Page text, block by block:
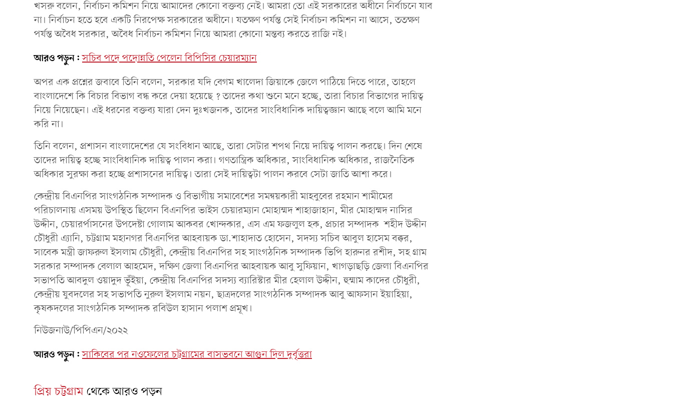
খসরু বলেন, নির্বাচন কমিশন নিয়ে আমাদের কোনো বক্তব্য নেই। আমরা তো এই সরকারের অধীনে নির্বাচনে যাব
না। নির্বাচন হতে হবে একটি নিরপেক্ষ সরকারের অধীনে। যতক্ষণ পর্যন্ত সেই নির্বাচন কমিশন না আসে, ততক্ষণ
পর্যন্ত অবৈধ সরকার, অবৈধ নির্বাচন কমিশন নিয়ে আমরা কোনো মন্তব্য করতে রাজি নই।
আরও পড়ুন: সচিব পদে পদোন্নতি পেলেন বিপিসির চেয়ারম্যান
অপর এক প্রশ্নের জবাবে তিনি বলেন, সরকার যদি বেগম খালেদা জিয়াকে জেলে পাঠিয়ে দিতে পারে, তাহলে
বাংলাদেশে কি বিচার বিভাগ বন্ধ করে দেয়া হয়েছে ? তাদের কথা শুনে মনে হচ্ছে, তারা বিচার বিভাগের দায়িত্ব
নিয়ে নিয়েছেন। এই ধরনের বক্তব্য যারা দেন দুঃখজনক, তাদের সাংবিধানিক দায়িত্বজ্ঞান আছে বলে আমি মনে
করি না।
তিনি বলেন, প্রশাসন বাংলাদেশের যে সংবিধান আছে, তারা সেটার শপথ নিয়ে দায়িত্ব পালন করছে। দিন শেষে
তাদের দায়িত্ব হচ্ছে সাংবিধানিক দায়িত্ব পালন করা। গণতান্ত্রিক অধিকার, সাংবিধানিক অধিকার, রাজনৈতিক
অধিকার সুরক্ষা করা হচ্ছে প্রশাসনের দায়িত্ব। তারা সেই দায়িত্বটা পালন করবে সেটা জাতি আশা করে।
কেন্দ্রীয় বিএনপির সাংগঠনিক সম্পাদক ও বিভাগীয় সমাবেশের সমন্বয়কারী মাহবুবের রহমান শামীমের
পরিচালনায় এসময় উপস্থিত ছিলেন বিএনপির ভাইস চেয়ারম্যান মোহাম্মদ শাহাজাহান, মীর মোহাম্মদ নাসির
উদ্দীন, চেয়ারর্পাসনের উপদেষ্টা গোলাম আকবর খোন্দকার, এস এম ফজলুল হক, প্রচার সম্পাদক শহীদ উদ্দীন
চৌধুরী এ্যানি, চট্টগ্রাম মহানগর বিএনপির আহবায়ক ডা.শাহাদাত হোসেন, সদস্য সচিব আবুল হাসেম বক্কর,
সাবেক মন্ত্রী জাফরুল ইসলাম চৌধুরী, কেন্দ্রীয় বিএনপির সহ সাংগঠনিক সম্পাদক ভিপি হারুনর রশীদ, সহ গ্রাম
সরকার সম্পাদক বেলাল আহমেদ, দক্ষিণ জেলা বিএনপির আহবায়ক আবু সুফিয়ান, খাগড়াছড়ি জেলা বিএনপির
সভাপতি আবদুল ওয়াদুদ ভূঁইয়া, কেন্দ্রীয় বিএনপির সদস্য ব্যারিস্টার মীর হেলাল উদ্দীন, হুম্মাম কাদের চৌধুরী,
কেন্দ্রীয় যুবদলের সহ সভাপতি নুরুল ইসলাম নয়ন, ছাত্রদলের সাংগঠনিক সম্পাদক আবু আফসান ইয়াহিয়া,
কৃষকদলের সাংগঠনিক সম্পাদক রবিউল হাসান পলাশ প্রমূখ।
নিউজনাউ/পিপিএন/২০২২
আরও পড়ুন: সাকিবের পর নওফেলের চট্টগ্রামের বাসভবনে আগুন দিল দুর্বৃত্তরা
প্রিয় চট্টগ্রামথেকে আরও পড়ুন